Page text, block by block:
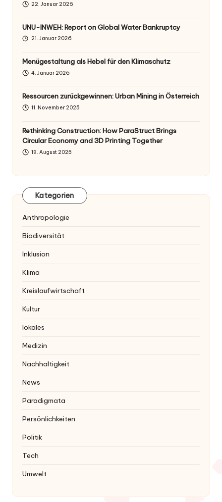
22. Januar 2026
UNU-INWEH: Report on Global Water Bankruptcy
21. Januar 2026
Menügestaltung als Hebel für den Klimaschutz
4. Januar 2026
Ressourcen zurückgewinnen: Urban Mining in Österreich
11. November 2025
Rethinking Construction: How ParaStruct Brings
Circular Economy and 3D Printing Together
19. August 2025
Kategorien
Anthropologie
Biodiversität
Inklusion
Klima
Kreislaufwirtschaft
Kultur
lokales
Medizin
Nachhaltigkeit
News
Paradigmata
Persönlichkeiten
Politik
Tech
Umwelt